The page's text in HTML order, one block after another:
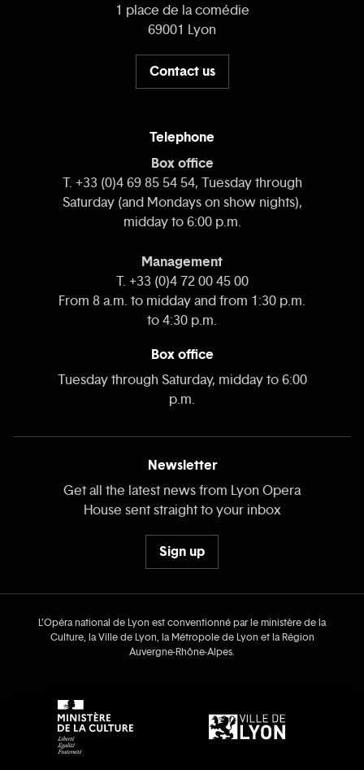
1 place de la comédie
69001 Lyon
Contact us
Telephone
Box office
T. +33 (0)4 69 85 54 54, Tuesday through
Saturday (and Mondays on show nights),
midday to 6:00 p.m.
Management
T. +33 (0)4 72 00 45 00
From 8 a.m. to midday and from 1:30 p.m.
to 4:30 p.m.
Box office
Tuesday through Saturday, midday to 6:00
p.m.
Newsletter
Get all the latest news from Lyon Opera
House sent straight to your inbox
Sign up
L’Opéra national de Lyon est conventionné par le ministère de la
Culture, la Ville de Lyon, la Métropole de Lyon et la Région
Auvergne‑Rhône‑Alpes.